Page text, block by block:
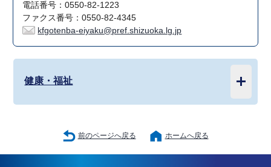
電話番号：0550-82-1223
ファクス番号：0550-82-4345
kfgotenba-eiyaku@pref.shizuoka.lg.jp
健康・福祉
前のページへ戻る ホームへ戻る